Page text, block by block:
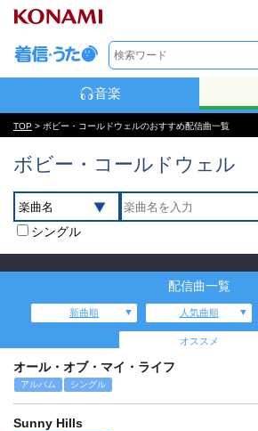
音楽
TOP > ボビー・コールドウェルのおすすめ配信曲一覧
ボビー・コールドウェル
シングル
配信曲一覧
新曲順 人気曲順
オススメ
オール・オブ・マイ・ライフ
アルバム シングル
Sunny Hills